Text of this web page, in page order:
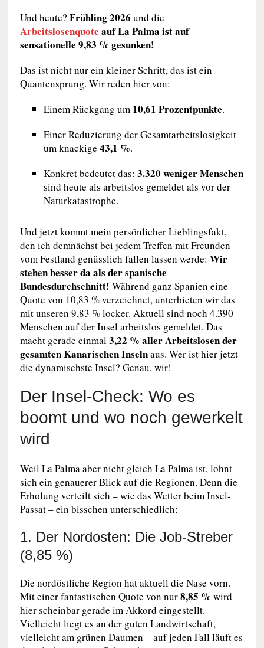
Und heute? Frühling 2026 und die
Arbeitslosenquote auf La Palma ist auf
sensationelle 9,83 % gesunken!
Das ist nicht nur ein kleiner Schritt, das ist ein
Quantensprung. Wir reden hier von:
Einem Rückgang um 10,61 Prozentpunkte.
Einer Reduzierung der Gesamtarbeitslosigkeit
um knackige 43,1 %.
Konkret bedeutet das: 3.320 weniger Menschen
sind heute als arbeitslos gemeldet als vor der
Naturkatastrophe.
Und jetzt kommt mein persönlicher Lieblingsfakt,
den ich demnächst bei jedem Treffen mit Freunden
vom Festland genüsslich fallen lassen werde: Wir
stehen besser da als der spanische
Bundesdurchschnitt! Während ganz Spanien eine
Quote von 10,83 % verzeichnet, unterbieten wir das
mit unseren 9,83 % locker. Aktuell sind noch 4.390
Menschen auf der Insel arbeitslos gemeldet. Das
macht gerade einmal3,22 % aller Arbeitslosen der
gesamten Kanarischen Inselnaus. Wer ist hier jetzt
die dynamischste Insel? Genau, wir!
Der Insel-Check: Wo es
boomt und wo noch gewerkelt
wird
Weil La Palma aber nicht gleich La Palma ist, lohnt
sich ein genauerer Blick auf die Regionen. Denn die
Erholung verteilt sich – wie das Wetter beim Insel-
Passat – ein bisschen unterschiedlich:
1. Der Nordosten: Die Job-Streber
(8,85 %)
Die nordöstliche Region hat aktuell die Nase vorn.
Mit einer fantastischen Quote von nur8,85 % wird
hier scheinbar gerade im Akkord eingestellt.
Vielleicht liegt es an der guten Landwirtschaft,
vielleicht am grünen Daumen – auf jeden Fall läuft es